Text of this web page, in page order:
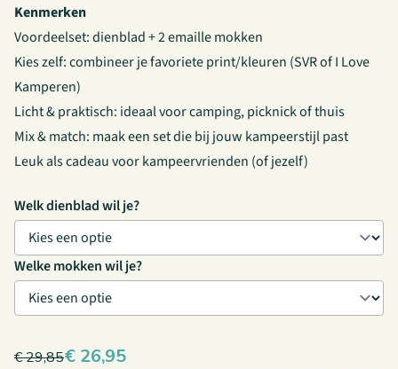
Kenmerken
Voordeelset: dienblad + 2 emaille mokken
Kies zelf: combineer je favoriete print/kleuren (SVR of I Love
Kamperen)
Licht & praktisch: ideaal voor camping, picknick of thuis
Mix & match: maak een set die bij jouw kampeerstijl past
Leuk als cadeau voor kampeervrienden (of jezelf)
Welk dienblad wil je?
Welke mokken wil je?
€29,85€ 26,95